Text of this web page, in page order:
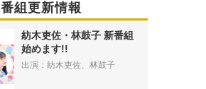
番組更新情報
紡木吏佐・林鼓子 新番組
始めます!!
出演：紡木吏佐、林鼓子